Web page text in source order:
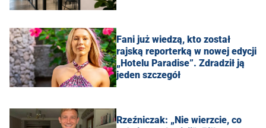
Fani już wiedzą, kto został
rajską reporterką w nowej edycji
„Hotelu Paradise”. Zdradził ją
jeden szczegół
Rzeźniczak: „Nie wierzcie, co